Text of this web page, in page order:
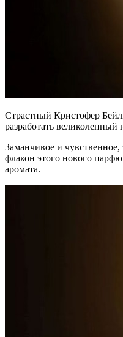
Страстный Кристофер
разработать
Заманчивое и
флакон этого нового
аромата.